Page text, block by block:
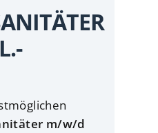
m/w/d